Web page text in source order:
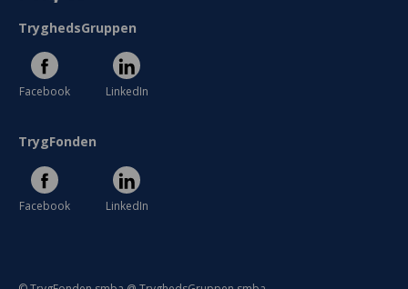
TryghedsGruppen
Facebook LinkedIn
TrygFonden
Facebook LinkedIn